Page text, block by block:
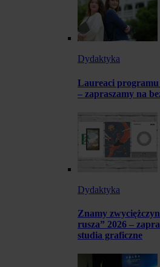
Dydaktyka
Laureaci programu
– zapraszamy na
Dydaktyka
Znamy
rusza” 2026 –
studia graficzne